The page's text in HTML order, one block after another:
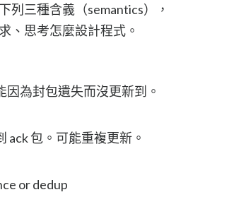
列三種含義（semantics），
、思考怎麼設計程式。
因為封包遺失而沒更新到。
ack 包。可能重複更新。
or dedup